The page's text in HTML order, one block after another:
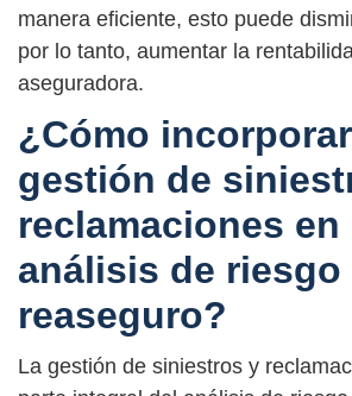
manera eficiente, esto puede
por lo tanto, aumentar la
aseguradora.
¿Cómo
gestión de
reclamaciones en
análisis de riesgo
reaseguro?
La gestión de siniestros y